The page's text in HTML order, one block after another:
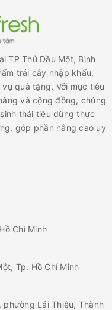
TP Thủ Dầu Một, Bình
trái cây nhập khẩu,
quà tặng. Với mục tiêu
và cộng đồng, chúng
thái tiêu dùng thực
góp phần nâng cao uy
Chí Minh
Tp. Hồ Chí Minh
phường Lái Thiêu, Thành